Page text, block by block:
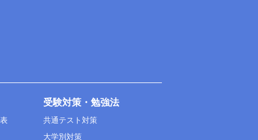
受験対策・勉強法
共通テスト対策
大学別対策